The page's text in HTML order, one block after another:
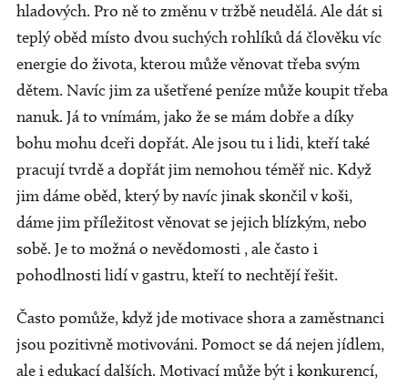
hladových. Pro ně to změnu v tržbě neudělá. Ale dát si
teplý oběd místo dvou suchých rohlíků dá člověku víc
energie do života, kterou může věnovat třeba svým
dětem. Navíc jim za ušetřené peníze může koupit třeba
nanuk. Já to vnímám, jako že se mám dobře a díky
bohu mohu dceři dopřát. Ale jsou tu i lidi, kteří také
pracují tvrdě a dopřát jim nemohou téměř nic. Když
jim dáme oběd, který by navíc jinak skončil v koši,
dáme jim příležitost věnovat se jejich blízkým, nebo
sobě. Je to možná o nevědomosti , ale často i
pohodlnosti lidí v gastru, kteří to nechtějí řešit.
Často pomůže, když jde motivace shora a zaměstnanci
jsou pozitivně motivováni. Pomoct se dá nejen jídlem,
ale i edukací dalších. Motivací může být i konkurencí,